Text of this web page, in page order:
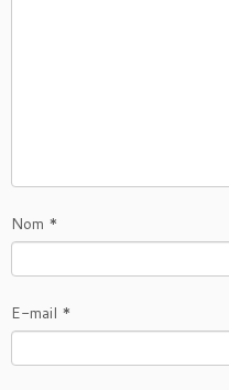
Nom *
E-mail *